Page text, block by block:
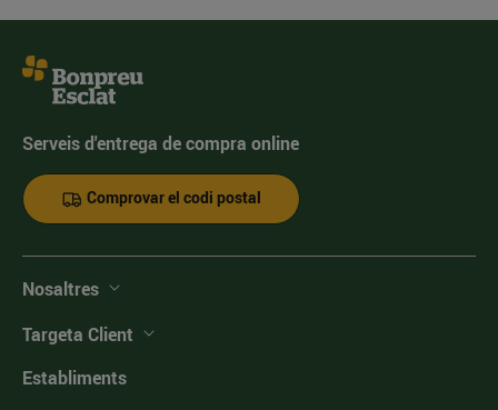
Serveis d'entrega de compra online
Comprovar el codi postal
Nosaltres
Targeta Client
Establiments